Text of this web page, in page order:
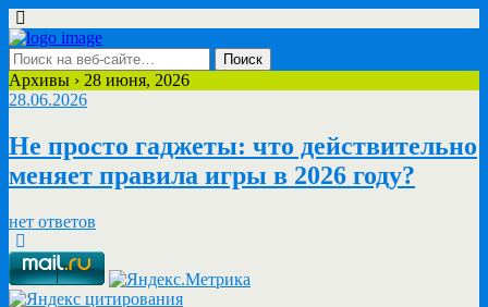
Архивы › 28 июня, 2026
28.06.2026
Не просто гаджеты: что действительно
меняет правила игры в 2026 году?
нет ответов